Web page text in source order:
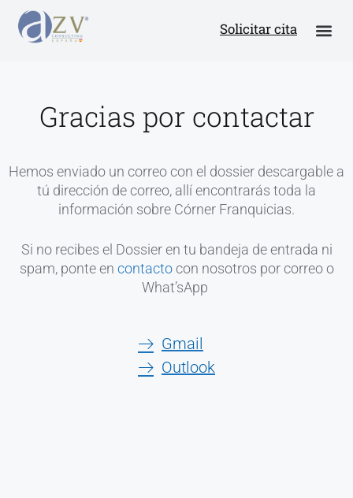
Solicitar cita
Gracias por contactar
Hemos enviado un correo con el dossier descargable a
tú dirección de correo, allí encontrarás toda la
información sobre Córner Franquicias.
Si no recibes el Dossier en tu bandeja de entrada ni
spam, ponte en contactocon nosotros por correo o
What’sApp
Gmail
Outlook